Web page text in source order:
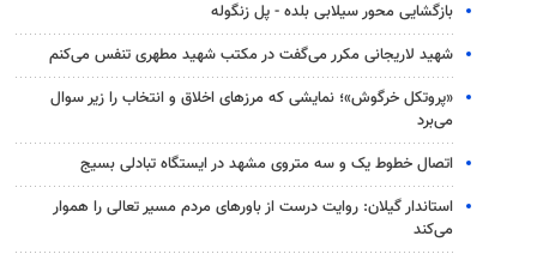
بازگشایی محور سیلابی بلده - پل زنگوله
شهید لاریجانی مکرر می‌گفت در مکتب شهید مطهری تنفس می‌کنم
«پروتکل خرگوش»؛ نمایشی که مرزهای اخلاق و انتخاب را زیر سوال
می‌برد
اتصال خطوط یک و سه متروی مشهد در ایستگاه تبادلی بسیج
استاندار گیلان: روایت درست از باورهای مردم مسیر تعالی را هموار
می‌کند